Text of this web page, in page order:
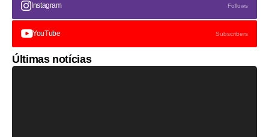
Instagram Follows
YouTube Subscribers
Últimas notícias